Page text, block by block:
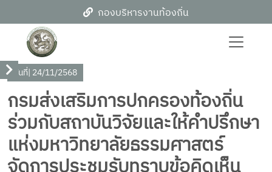
กองบริหารงานท้องถิ่น
วันที่| 24/11/2568
กรมส่งเสริมการปกครองท้องถิ่น
ร่วมกับสถาบันวิจัยและให้คำปรึกษา
แห่งมหาวิทยาลัยธรรมศาสตร์